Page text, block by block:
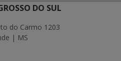
DO SUL
do Carmo 1203
| MS